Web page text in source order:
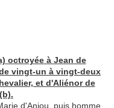
octroyée à Jean de
vingt-un à vingt-deux
et d'Aliénor de
d'Anjou, puis homme